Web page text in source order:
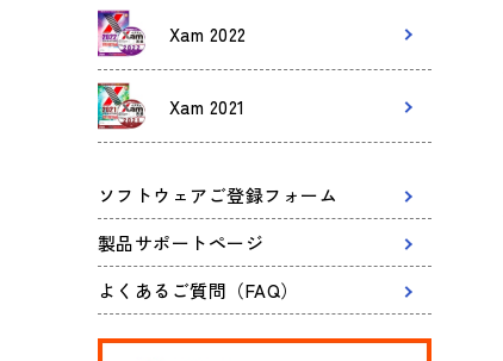
Xam 2022
Xam 2021
ソフトウェアご登録フォーム
製品サポートページ
よくあるご質問（FAQ）